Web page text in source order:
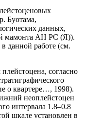
Буотама,
данных,
мамонта АН РС (Я)).
данной работе (см.
согласно
о квартере…, 1998).
неоплейстоцен
интервала 1.8–0.8
шкале установлен в